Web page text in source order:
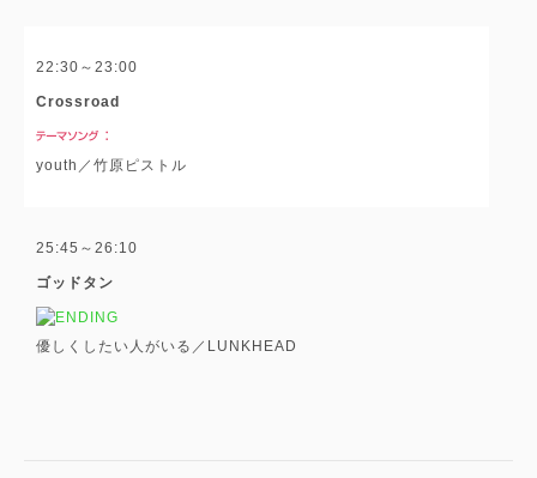
22:30～23:00
Crossroad
youth／竹原ピストル
25:45～26:10
ゴッドタン
優しくしたい人がいる／LUNKHEAD